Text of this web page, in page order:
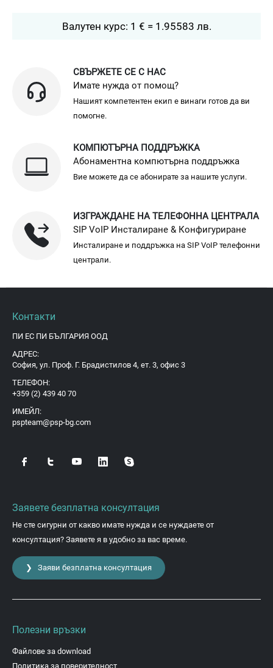
Валутен курс: 1 € = 1.95583 лв.
СВЪРЖЕТЕ СЕ С НАС
Имате нужда от помощ?
Нашият компетентен екип е винаги готов да ви
помогне.
КОМПЮТЪРНА ПОДДРЪЖКА
Абонаментна компютърна поддръжка
Вие можете да се абонирате за нашите услуги.
ИЗГРАЖДАНЕ НА ТЕЛЕФОННА ЦЕНТРАЛА
SIP VoIP Инсталиране & Конфигуриране
Инсталиране и поддръжка на SIP VoIP телефонни
централи.
Контакти
ПИ ЕС ПИ БЪЛГАРИЯ ООД
АДРЕС:
София, ул. Проф. Г. Брадистилов 4, ет. 3, офис 3
ТЕЛЕФОН:
+359 (2) 439 40 70
ИМЕЙЛ:
pspteam@psp-bg.com
Заявете безплатна консултация
Не сте сигурни от какво имате нужда и се нуждаете от
консултация? Заявете я в удобно за вас време.
❯ Заяви безплатна консултация
Полезни връзки
Файлове за download
Политика за поверителност